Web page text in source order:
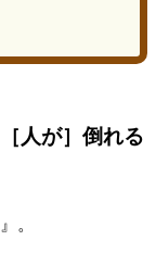
人が］倒れる
。